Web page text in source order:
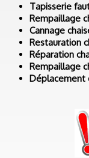
Tapisserie
Rempaillage
Cannage
Restauration
Réparation
Rempaillage
Déplacement